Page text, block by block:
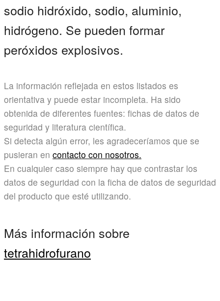
sodio hidróxido, sodio, aluminio,
hidrógeno. Se pueden formar
peróxidos explosivos.
La información reflejada en estos listados es
orientativa y puede estar incompleta. Ha sido
obtenida de diferentes fuentes: fichas de datos de
seguridad y literatura científica.
Si detecta algún error, les agradeceríamos que se
pusieran en contacto con nosotros.
En cualquier caso siempre hay que contrastar los
datos de seguridad con la ficha de datos de seguridad
del producto que esté utilizando.
Más información sobre
tetrahidrofurano